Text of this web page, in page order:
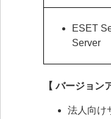
ESET
Server
【 バージョン
法人向け